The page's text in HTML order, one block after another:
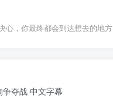
心，你最终都会到达想去的地方
夺战 中文字幕